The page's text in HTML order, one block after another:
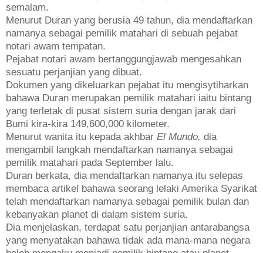
semalam.
Menurut Duran yang berusia 49 tahun, dia mendaftarkan
namanya sebagai pemilik matahari di sebuah pejabat
notari awam tempatan.
Pejabat notari awam bertanggungjawab mengesahkan
sesuatu perjanjian yang dibuat.
Dokumen yang dikeluarkan pejabat itu mengisytiharkan
bahawa Duran merupakan pemilik matahari iaitu bintang
yang terletak di pusat sistem suria dengan jarak dari
Bumi kira-kira 149,600,000 kilometer.
Menurut wanita itu kepada akhbar El Mundo, dia
mengambil langkah mendaftarkan namanya sebagai
pemilik matahari pada September lalu.
Duran berkata, dia mendaftarkan namanya itu selepas
membaca artikel bahawa seorang lelaki Amerika Syarikat
telah mendaftarkan namanya sebagai pemilik bulan dan
kebanyakan planet di dalam sistem suria.
Dia menjelaskan, terdapat satu perjanjian antarabangsa
yang menyatakan bahawa tidak ada mana-mana negara